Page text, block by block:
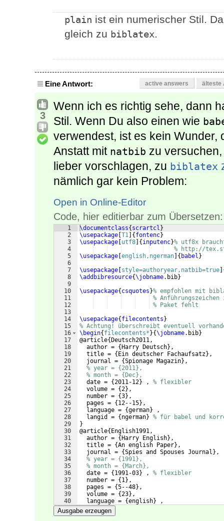
plain ist ein numerischer Stil.
gleich zu biblatex.
Eine Antwort: active answers älteste
3
Wenn ich es richtig sehe, dann
Stil. Wenn Du also einen wie
verwendest, ist es kein Wunder,
Anstatt mit natbib zu
lieber vorschlagen, zu biblatex
nämlich gar kein Problem:
Open in Online-Editor
Code, hier editierbar zum Übersetzen:
1
2
3
4
5
6
7
8
9
10
11
12
13
14
15
16
17
18
19
20
21
22
23
24
25
26
27
28
29
30
31
32
33
34
35
36
37
38
39
40
41
\documentclass{ scrartcl }
\usepackage T1 { fontenc}
\usepackage utf8 { inputenc}% utf8x
% http://
\usepackage english,ngerman { babel }
\usepackage style=authoryear,natbib=true
\addbibresource{\jobname.bib}
\usepackage{ csquotes }% empfohlen mit
%
% Paket fehlt
\usepackage{ filecontents }
% Achtung! überschreibt eventuell
\begin{ filecontents* }{\jobname.bib}
@article{ Deutsch2011,
  author =
{ Harry Deutsch} ,
  title =
{ Ein deutscher Fachaufsatz} ,
  journal =
{Spionage Magazin} ,
% year = {2011},
% month = {Dec},
  date =
{2011-12} , % flexibler
  volume =
{2} ,
  number =
{3} ,
  pages =
{ 12--15} ,
  language =
{german} ,
  langid =
{ ngerman} % für babel und
}
@article{ English1991,
  author =
{ Harry English} ,
  title =
{An english Paper} ,
  journal =
{Spies and Spouses Journal } ,
% year = {1991},
% month = {March},
  date =
{ 1991-03} , % flexibler
  number =
{ 1} ,
  pages =
{5--48} ,
  volume =
{23} ,
  language =
{english} ,
  langid =
Ausgabe erzeugen